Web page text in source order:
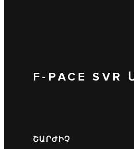
F-PACE
ՇԱՐԺԻՉ